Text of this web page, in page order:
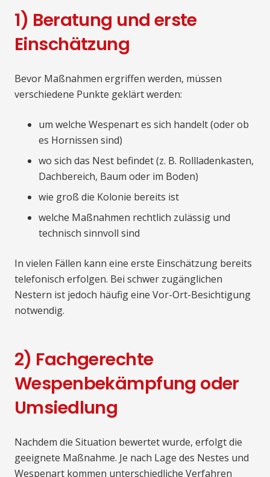
1) Beratung und erste
Einschätzung
Bevor Maßnahmen ergriffen werden, müssen
verschiedene Punkte geklärt werden:
um welche Wespenart es sich handelt (oder ob
es Hornissen sind)
wo sich das Nest befindet (z. B. Rollladenkasten,
Dachbereich, Baum oder im Boden)
wie groß die Kolonie bereits ist
welche Maßnahmen rechtlich zulässig und
technisch sinnvoll sind
In vielen Fällen kann eine erste Einschätzung bereits
telefonisch erfolgen. Bei schwer zugänglichen
Nestern ist jedoch häufig eine Vor-Ort-Besichtigung
notwendig.
2) Fachgerechte
Wespenbekämpfung oder
Umsiedlung
Nachdem die Situation bewertet wurde, erfolgt die
geeignete Maßnahme. Je nach Lage des Nestes und
Wespenart kommen unterschiedliche Verfahren